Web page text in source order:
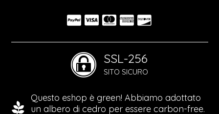
SSL-256
SITO SICURO
Questo eshop è green! Abbiamo adottato
un albero di cedro per essere carbon-free.